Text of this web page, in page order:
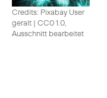
Credits: Pixabay User
geralt | CC0 1.0,
Ausschnitt bearbeitet